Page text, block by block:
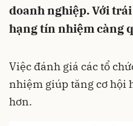
doanh nghiệp. Với
hạng tín nhiệm càng
Việc đánh giá các tổ
nhiệm giúp tăng cơ hội
hơn.